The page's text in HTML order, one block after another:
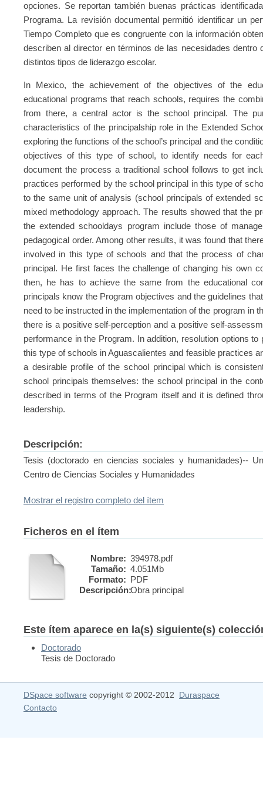
opciones. Se reportan también buenas prácticas
Programa. La revisión documental permitió identificar un
Tiempo Completo que es congruente con la información
describen al director en términos de las necesidades
distintos tipos de liderazgo escolar.
In Mexico, the achievement of the objectives of the
educational programs that reach schools, requires the
from there, a central actor is the school principal. The
characteristics of the principalship role in the Extended
exploring the functions of the school’s principal and the
objectives of this type of school, to identify needs for
document the process a traditional school follows to get
practices performed by the school principal in this type of
to the same unit of analysis (school principals of extended
mixed methodology approach. The results showed that the
the extended schooldays program include those of
pedagogical order. Among other results, it was found that
involved in this type of schools and that the process of
principal. He first faces the challenge of changing his own
then, he has to achieve the same from the educational
principals know the Program objectives and the guidelines
need to be instructed in the implementation of the program in
there is a positive self-perception and a positive self-
performance in the Program. In addition, resolution options
this type of schools in Aguascalientes and feasible practices
a desirable profile of the school principal which is
school principals themselves: the school principal in the
described in terms of the Program itself and it is defined
leadership.
Descripción:
Tesis (doctorado en ciencias sociales y humanidades)--
Centro de Ciencias Sociales y Humanidades
Mostrar el registro completo del ítem
Ficheros en el ítem
Nombre: 394978.pdf
Tamaño: 4.051Mb
Formato: PDF
Descripción:Obra principal
Este ítem aparece en la(s) siguiente(s)
Doctorado
Tesis de Doctorado
DSpace software copyright © 2002-2012 Duraspace
Contacto